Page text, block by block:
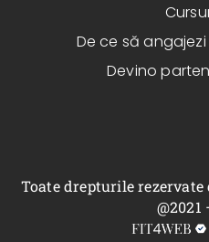
De ce să
Devino
Toate drepturile
@2021